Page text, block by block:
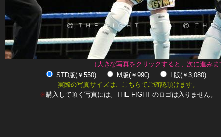
（大きな写真をクリックすると、次に進みま
STD版(￥550)
M版(￥990)
L版(￥3,080)
実際の写真サイズは、こちらでご確認頂けます。
※購入して頂く写真には、THE FIGHT のロゴは入りません。